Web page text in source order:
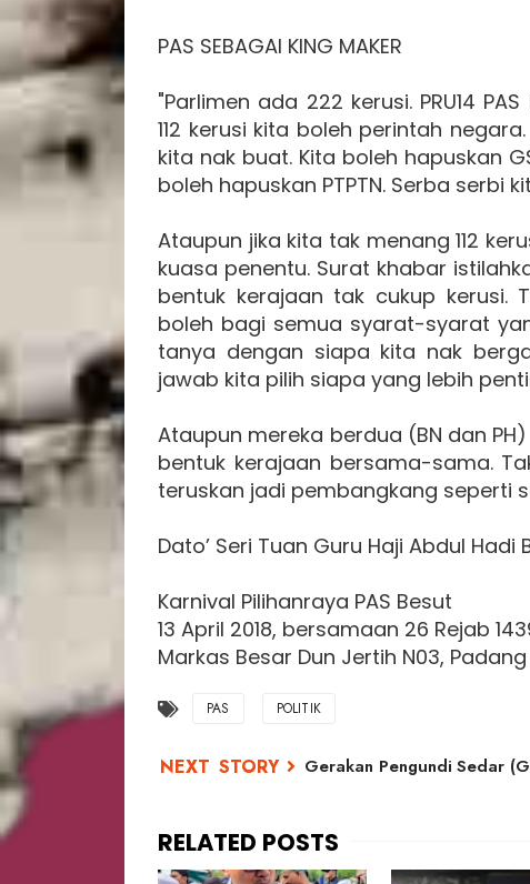
PAS SEBAGAI KING MAKER
"Parlimen ada 222 kerusi. PRU14
112 kerusi kita boleh perintah
kita nak buat. Kita boleh hapuskan
boleh hapuskan PTPTN. Serba serbi
Ataupun jika kita tak menang 112
kuasa penentu. Surat khabar
bentuk kerajaan tak cukup kerusi.
boleh bagi semua syarat-syarat
tanya dengan siapa kita nak
jawab kita pilih siapa yang lebih
Ataupun mereka berdua (BN dan
bentuk kerajaan bersama-sama.
teruskan jadi pembangkang seperti
Dato’ Seri Tuan Guru Haji Abdul Hadi
Karnival Pilihanraya PAS Besut
13 April 2018, bersamaan 26 Rejab
Markas Besar Dun Jertih N03,
PAS POLITIK
Gerakan Pengundi Sedar